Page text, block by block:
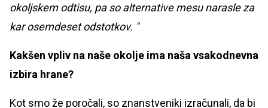
okoljskem odtisu, pa so alternative mesu narasle za
kar osemdeset odstotkov. "
Kakšen vpliv na naše okolje ima naša vsakodnevna
izbira hrane?
Kot smo že poročali, so znanstveniki izračunali, da bi